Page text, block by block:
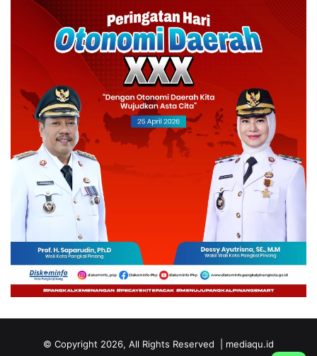
© Copyright 2026, All Rights Reserved | mediaqu.id